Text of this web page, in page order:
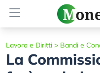
Lavoro e Diritti > Bandi e
La